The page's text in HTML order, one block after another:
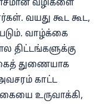
வழிகளை
வயது கூட கூட,
வாழ்க்கை
திட்டங்களுக்கு
துணையாக
காட்ட
உருவாக்கி,